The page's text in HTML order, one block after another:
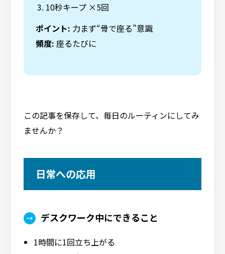
10秒キープ ×5回
ポイント: 力まず“骨で座る”意識
頻度: 座るたびに
この記事を保存して、毎日のルーティンにしてみ
ませんか？
日常への応用
デスクワーク中にできること
1時間に1回立ち上がる